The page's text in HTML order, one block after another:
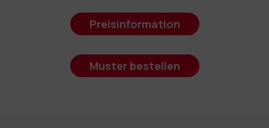
Preisinformation
Muster bestellen